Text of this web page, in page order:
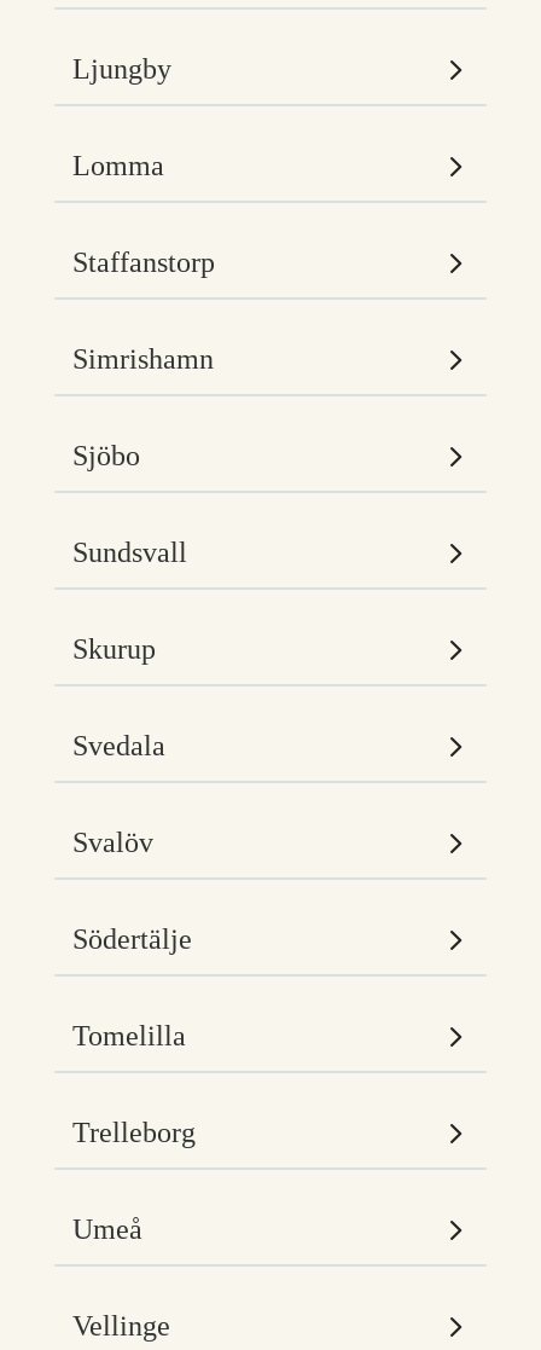
Ljungby
Lomma
Staffanstorp
Simrishamn
Sjöbo
Sundsvall
Skurup
Svedala
Svalöv
Södertälje
Tomelilla
Trelleborg
Umeå
Vellinge